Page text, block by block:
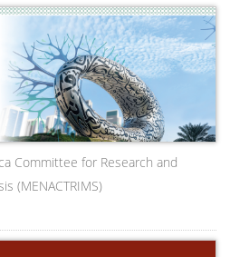
Committee for Research and
(MENACTRIMS)